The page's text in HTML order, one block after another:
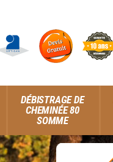
DÉBISTRAGE DE
CHEMINÉE 80
SOMME